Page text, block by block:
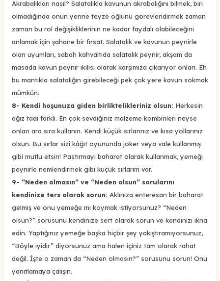
Akrabalıkları nasıl? Salatalıkla kavunun akrabalığını bilmek, biri
olmadığında onun yerine teyze oğlunu görevlendirmek zaman
zaman bu rol değişikliklerinin ne kadar faydalı olabileceğini
anlamak için şahane bir fırsat. Salatalık ve kavunun peynirle
olan uyumları, sabah kahvaltıda salatalık peynir, akşam da
masada kavun peynir ikilisi olarak karşımıza çıkarıyor onları. Eh
bu mantıkla salatalığın girebileceği pek çok yere kavun sokmak
mümkün.
8- Kendi hoşunuza giden birliktelikleriniz olsun: Herkesin
ağız tadı farklı. En çok sevdiğiniz malzeme kombinleri neyse
onları ara sıra kullanın. Kendi küçük sırlarınız ve kısa yollarınız
olsun. Bu sırlar sizi kâğıt oyununda joker veya vale kullanmış
gibi mutlu etsin! Pastırmayı baharat olarak kullanmak, yemeği
peynirle nemlendirmek gibi küçük sırlarım var.
9- “Neden olmasın” ve “Neden olsun” sorularını
kendinize ters olarak sorun: Aklınıza enteresan bir baharat
gelmiş ve onu yemeğe mi koymak istiyorsunuz? “Neden
olsun?” sorusunu kendinize sert olarak sorun ve kendinizi ikna
edin. Yaptığınız yemeğe başka hiçbir şey yakıştıramıyorsunuz,
“Böyle iyidir” diyorsunuz ama halen içiniz tam olarak rahat
değil. İşte o zaman da “Neden olmasın?” sorusunu sorun! Onu
yanıtlamaya çalışın.